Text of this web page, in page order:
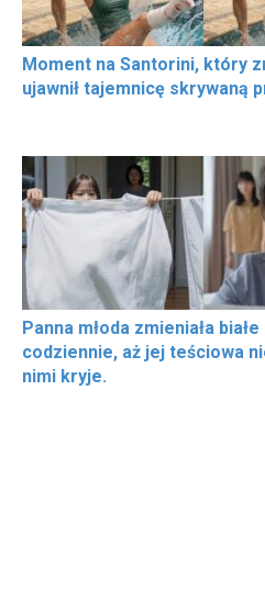
Moment na Santorini, który
ujawnił tajemnicę skrywaną
Panna młoda zmieniała
codziennie, aż jej teściowa
nimi kryje.